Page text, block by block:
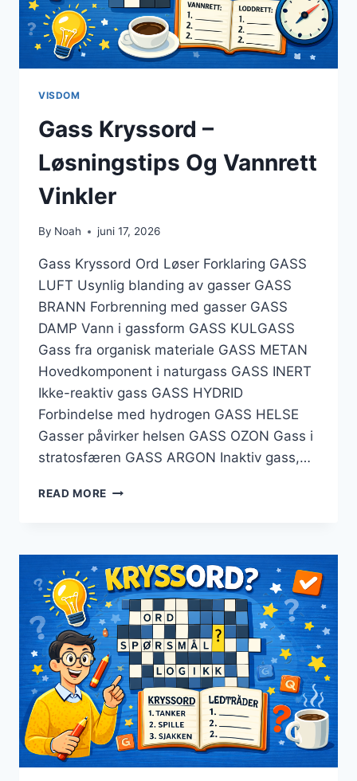
VISDOM
Gass Kryssord –
Løsningstips Og Vannrett
Vinkler
By Noah juni 17, 2026
Gass Kryssord Ord Løser Forklaring GASS
LUFT Usynlig blanding av gasser GASS
BRANN Forbrenning med gasser GASS
DAMP Vann i gassform GASS KULGASS
Gass fra organisk materiale GASS METAN
Hovedkomponent i naturgass GASS INERT
Ikke-reaktiv gass GASS HYDRID
Forbindelse med hydrogen GASS HELSE
Gasser påvirker helsen GASS OZON Gass i
stratosfæren GASS ARGON Inaktiv gass,…
READ MORE GASS
OG
VANNRETT
VINKLER